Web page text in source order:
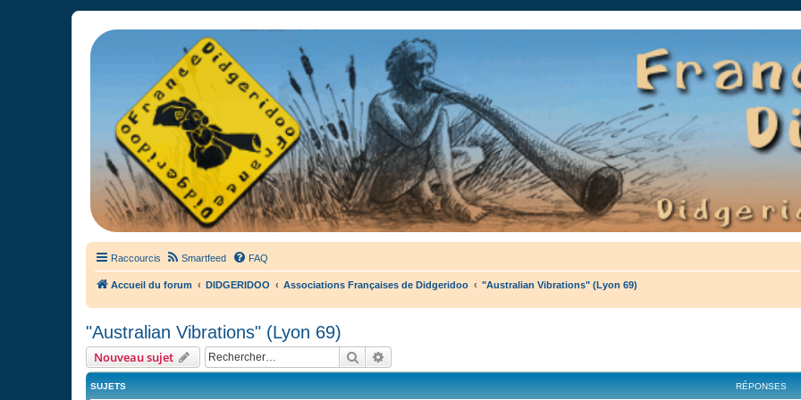
France Didgeridoo
Didgeridoo et Guimbarde sur France Didgeridoo - retrouvez la communauté.
Raccourcis Smartfeed FAQ
Accueil du forum DIDGERIDOO Associations Françaises de Didgeridoo "Australian Vibrations" (Lyon 69)
"Australian Vibrations" (Lyon 69)
Nouveau sujet Rechercher
SUJETS RÉPONSES